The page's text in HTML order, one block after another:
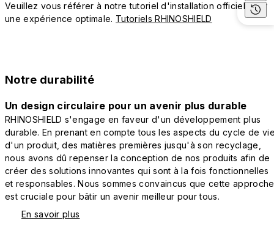
Veuillez vous référer à notre tutoriel d'installation officiel pour
une expérience optimale. Tutoriels RHINOSHIELD
Notre durabilité
Un design circulaire pour un avenir plus durable
RHINOSHIELD s'engage en faveur d'un développement plus
durable. En prenant en compte tous les aspects du cycle de
d'un produit, des matières premières jusqu'à son recyclage,
nous avons dû repenser la conception de nos produits afin de
créer des solutions innovantes qui sont à la fois fonctionnelles
et responsables. Nous sommes convaincus que cette approche
est cruciale pour bâtir un avenir meilleur pour tous.
En savoir plus